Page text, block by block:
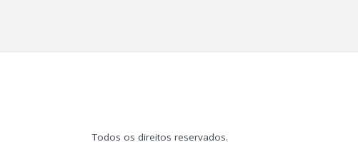
Todos os direitos reservados.